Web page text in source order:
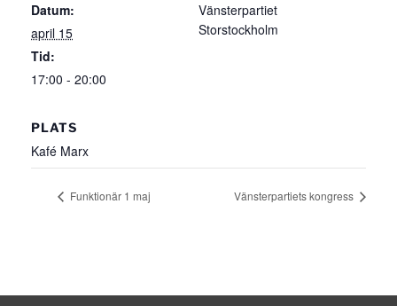
Datum:
april 15
Tid:
17:00 - 20:00
Vänsterpartiet
Storstockholm
PLATS
Kafé Marx
Funktionär 1 maj Vänsterpartiets kongress